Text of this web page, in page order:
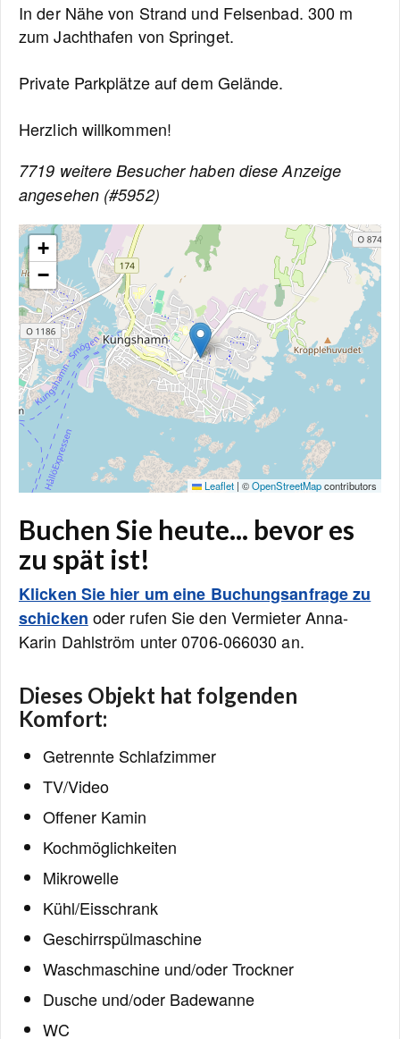
In der Nähe von Strand und Felsenbad. 300 m
zum Jachthafen von Springet.
Private Parkplätze auf dem Gelände.
Herzlich willkommen!
7719 weitere Besucher haben diese Anzeige
angesehen (#5952)
+
−
Leaflet | ©OpenStreetMapcontributors
Buchen Sie heute... bevor es
zu spät ist!
Klicken Sie hier um eine Buchungsanfrage zu
schicken oder rufen Sie den Vermieter Anna-
Karin Dahlström unter 0706-066030 an.
Dieses Objekt hat folgenden
Komfort:
Getrennte Schlafzimmer
TV/Video
Offener Kamin
Kochmöglichkeiten
Mikrowelle
Kühl/Eisschrank
Geschirrspülmaschine
Waschmaschine und/oder Trockner
Dusche und/oder Badewanne
WC